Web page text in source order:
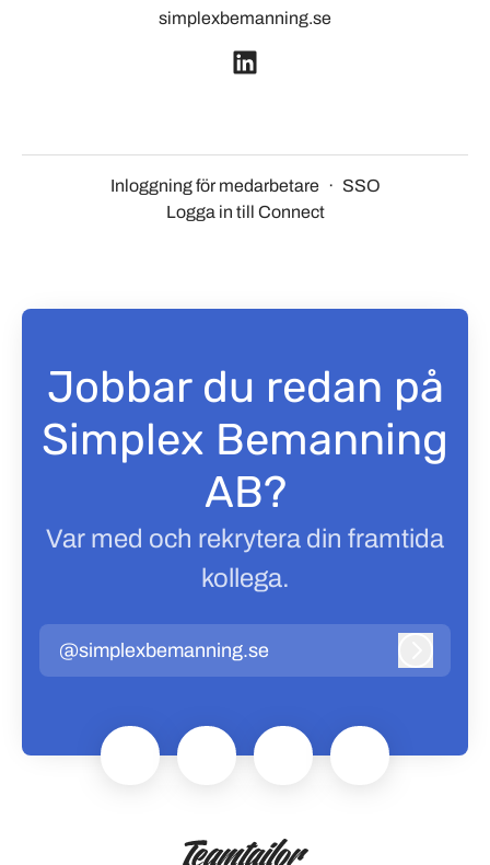
simplexbemanning.se
Inloggning för medarbetare · SSO
Logga in till Connect
Jobbar du redan på
Simplex Bemanning
AB?
Var med och rekrytera din framtida
kollega.
@simplexbemanning.se